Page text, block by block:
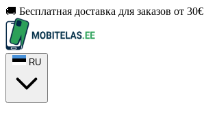
🚚 Бесплатная доставка для заказов от 30€
RU